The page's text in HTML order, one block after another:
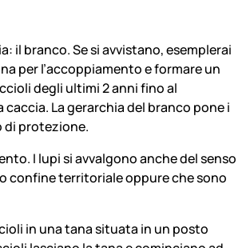
il branco. Se si avvistano, esemplerai
per l’accoppiamento e formare un
degli ultimi 2 anni fino al
La gerarchia del branco pone i
di protezione.
I lupi si avvalgono anche del senso
confine territoriale oppure che sono
in una tana situata in un posto